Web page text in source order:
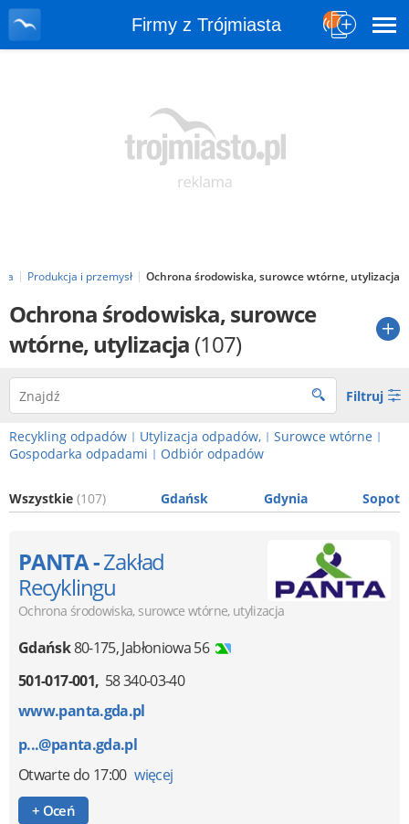
Firmy z Trójmiasta
Produkcja i przemysł Ochrona środowiska, surowce wtórne, utylizacja
Ochrona środowiska, surowce
wtórne, utylizacja (107)
Filtruj
Recykling odpadów | Utylizacja odpadów, | Surowce wtórne |
Gospodarka odpadami | Odbiór odpadów
Wszystkie (107) Gdańsk Gdynia Sopot
PANTA -Zakład
Recyklingu
Ochrona środowiska, surowce wtórne, utylizacja
Gdańsk80-175,Jabłoniowa 56
501-017-001 58 340-03-40
www.panta.gda.pl
p...@panta.gda.pl
Otwartedo 17:00 więcej
+ Oceń